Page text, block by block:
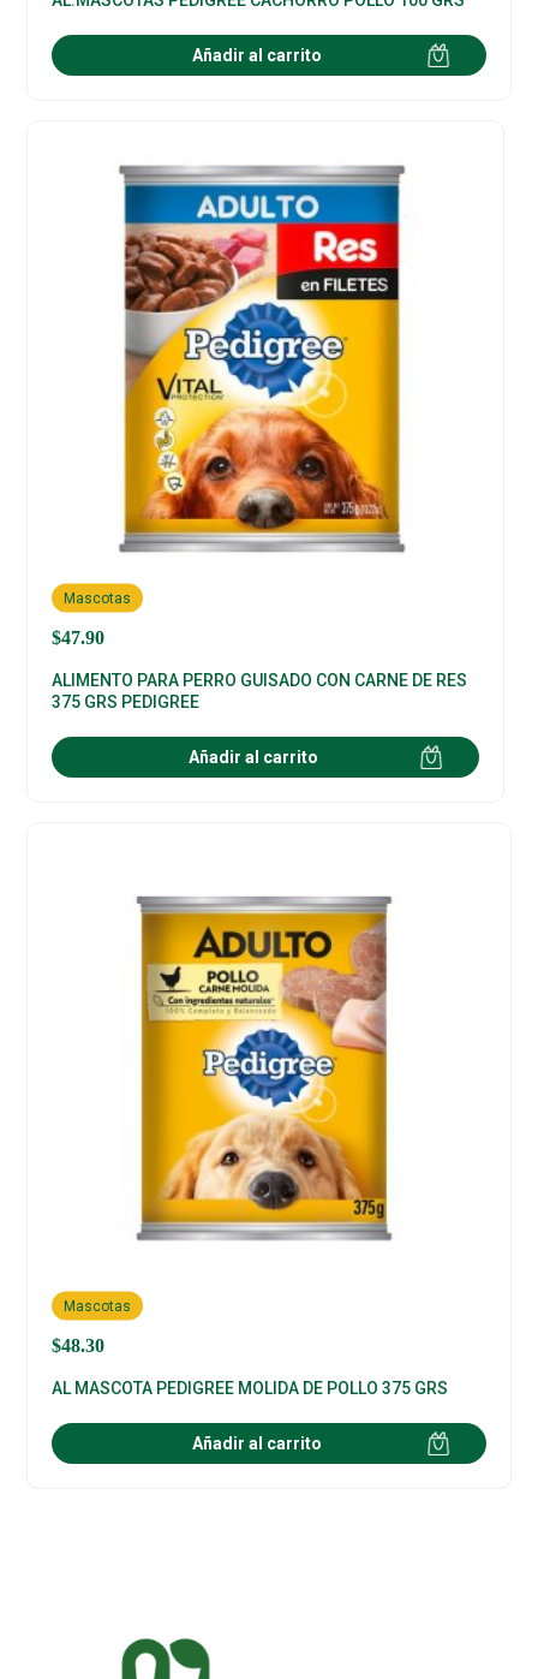
Añadir al carrito
$47.90
Mascotas
ALIMENTO PARA PERRO GUISADO CON CARNE DE RES
375 GRS PEDIGREE
Añadir al carrito
$48.30
Mascotas
AL MASCOTA PEDIGREE MOLIDA DE POLLO 375 GRS
Añadir al carrito